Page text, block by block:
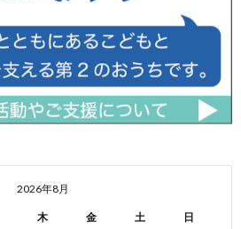
2026年8月
木 金 土 日